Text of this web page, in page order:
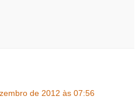
de 2012 às 07:56